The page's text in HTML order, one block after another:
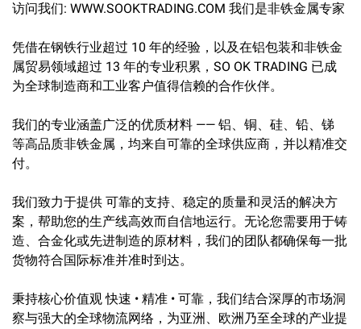
访问我们: WWW.SOOKTRADING.COM 我们是非铁金属专家
凭借在钢铁行业超过 10 年的经验，以及在铝包装和非铁金
属贸易领域超过 13 年的专业积累，SO OK TRADING 已成
为全球制造商和工业客户值得信赖的合作伙伴。
我们的专业涵盖广泛的优质材料 —— 铝、铜、硅、铅、锑
等高品质非铁金属，均来自可靠的全球供应商，并以精准交
付。
我们致力于提供 可靠的支持、稳定的质量和灵活的解决方
案，帮助您的生产线高效而自信地运行。无论您需要用于铸
造、合金化或先进制造的原材料，我们的团队都确保每一批
货物符合国际标准并准时到达。
秉持核心价值观 快速 • 精准 • 可靠，我们结合深厚的市场洞
察与强大的全球物流网络，为亚洲、欧洲乃至全球的产业提